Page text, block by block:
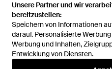
Unsere Partner und wir
bereitzustellen:
Speichern von Informationen
darauf. Personalisierte
Werbung und Inhalten,
Entwicklung von Diensten.
Zuvor verkauft bei: